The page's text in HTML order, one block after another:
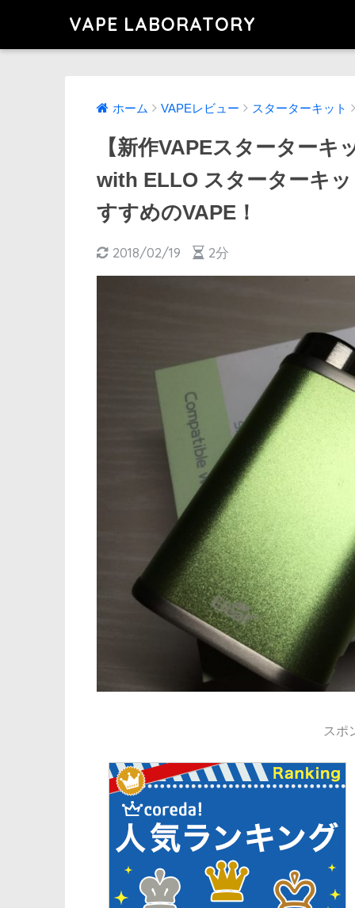
VAPE LABORATORY
ホーム VAPEレビュー スターターキット
【新作VAPEスターター
with ELLO スターターキ
すすめのVAPE！
2018/02/19 2分
スポ